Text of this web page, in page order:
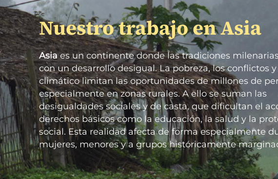
navegación
Nuestro trabajo en Asia
Asiaes un continente donde las tradiciones
con un desarrollo desigual. La pobreza, los conflictos
climático limitan las oportunidades de millones de
especialmente en zonas rurales. A ello se suman las
desigualdades sociales y de casta, que dificultan el
derechos básicos como la educación, la salud y la
social. Esta realidad afecta de forma especialmente
mujeres, menores y a grupos históricamente